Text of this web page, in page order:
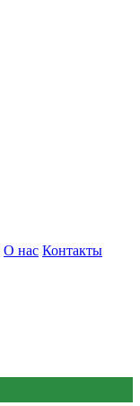
О нас Контакты